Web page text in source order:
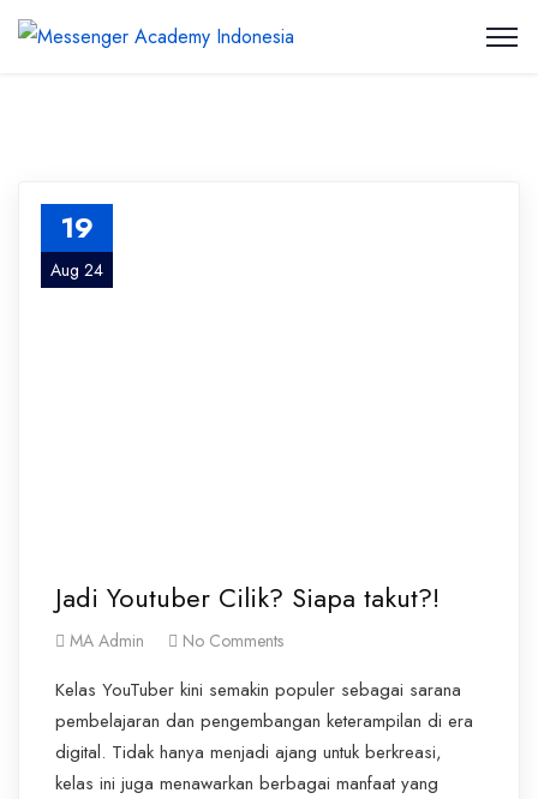
19
Aug 24
Jadi Youtuber Cilik? Siapa takut?!
MA Admin No Comments
Kelas YouTuber kini semakin populer sebagai sarana
pembelajaran dan pengembangan keterampilan di era
digital. Tidak hanya menjadi ajang untuk berkreasi,
kelas ini juga menawarkan berbagai manfaat yang